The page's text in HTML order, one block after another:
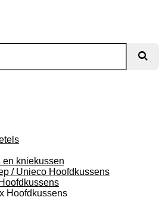
en kniekussen
/ Unieco Hoofdkussens
Hoofdkussens